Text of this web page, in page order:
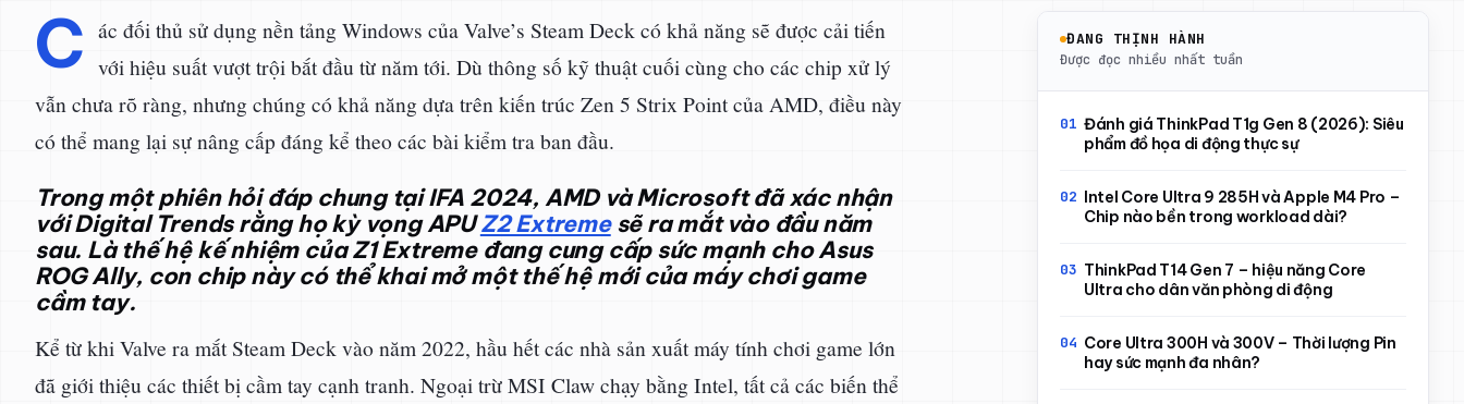
C ác đối thủ sử dụng nền tảng Windows của Valve’s Steam Deck có khả năng sẽ được cải tiến
với hiệu suất vượt trội bắt đầu từ năm tới. Dù thông số kỹ thuật cuối cùng cho các chip xử lý
vẫn chưa rõ ràng, nhưng chúng có khả năng dựa trên kiến trúc Zen 5 Strix Point của AMD, điều này
có thể mang lại sự nâng cấp đáng kể theo các bài kiểm tra ban đầu.
Trong một phiên hỏi đáp chung tại IFA 2024, AMD và Microsoft đã xác nhận
với Digital Trends rằng họ kỳ vọng APUZ2 Extremesẽ ra mắt vào đầu năm
sau. Là thế hệ kế nhiệm của Z1 Extreme đang cung cấp sức mạnh cho Asus
ROG Ally, con chip này có thể khai mở một thế hệ mới của máy chơi game
cầm tay.
Kể từ khi Valve ra mắt Steam Deck vào năm 2022, hầu hết các nhà sản xuất máy tính chơi game lớn
đã giới thiệu các thiết bị cầm tay cạnh tranh. Ngoại trừ MSI Claw chạy bằng Intel, tất cả các biến thể
ĐANG THỊNH HÀNH
Được đọc nhiều nhất tuần
Đánh giá ThinkPad T1g Gen 8 (2026): Siêu
phẩm đồ họa di động thực sự
Intel Core Ultra 9 285H và Apple M4 Pro –
Chip nào bền trong workload dài?
ThinkPad T14 Gen 7 – hiệu năng Core
Ultra cho dân văn phòng di động
Core Ultra 300H và 300V – Thời lượng Pin
hay sức mạnh đa nhân?